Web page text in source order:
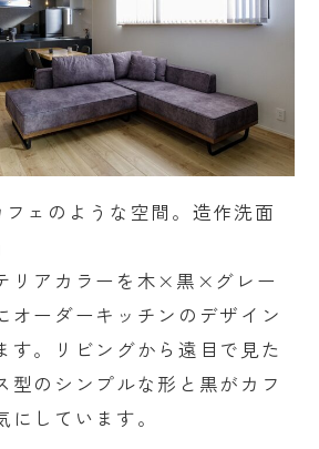
ェのような空間。造作洗面
リアカラーを木×黒×グレー
オーダーキッチンのデザイン
す。リビングから遠目で見た
型のシンプルな形と黒がカフ
しています。